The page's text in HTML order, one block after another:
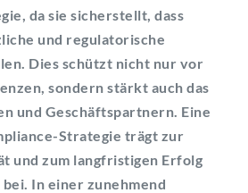
da sie sicherstellt, dass
und regulatorische
Dies schützt nicht nur vor
sondern stärkt auch das
und Geschäftspartnern. Eine
Strategie trägt zur
und zum langfristigen Erfolg
In einer zunehmend